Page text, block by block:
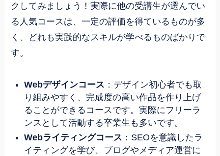
クしてみましょう！実際に他の受講生が選んでい
る人気コースは、一定の評価を得ているものが多
く、どれも実践的なスキルが学べるものばかりで
す。
Webデザインコース ：デザイン初心者でも取
り組みやすく、完成度の高い作品を作り上げ
ることができるコースです。実際にフリーラ
ンスとして活動する卒業生も多いです。
Webライティングコース ：SEOを意識したラ
イティングを学び、ブログやメディア運営に